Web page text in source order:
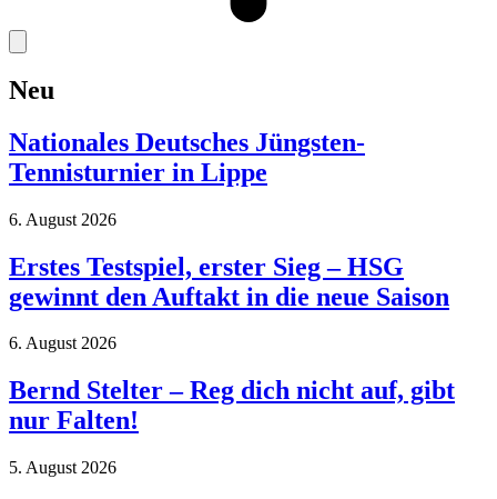
Neu
Nationales Deutsches Jüngsten-
Tennisturnier in Lippe
6. August 2026
Erstes Testspiel, erster Sieg – HSG
gewinnt den Auftakt in die neue Saison
6. August 2026
Bernd Stelter – Reg dich nicht auf, gibt
nur Falten!
5. August 2026